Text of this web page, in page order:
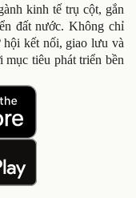
kinh tế trụ cột, gắn
đất nước. Không chỉ
kết nối, giao lưu và
mục tiêu phát triển bền